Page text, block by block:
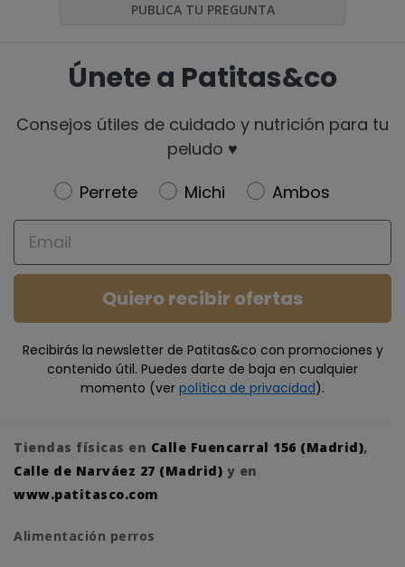
PUBLICA TU PREGUNTA
Únete a Patitas&co
Consejos útiles de cuidado y nutrición para tu
peludo ♥️
Newsletter
Perrete Michi
Ambos
Email
Quiero recibir ofertas
Recibirás la newsletter de Patitas&co con promociones y
contenido útil. Puedes darte de baja en cualquier
momento (ver política de privacidad).
Tiendas físicas en Calle Fuencarral 156 (Madrid),
Calle de Narváez 27 (Madrid) y en
www.patitasco.com
Alimentación perros